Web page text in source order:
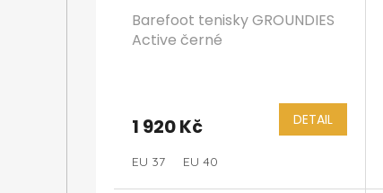
Barefoot tenisky GROUNDIES
Active černé
1 920 Kč DETAIL
EU 37 EU 40